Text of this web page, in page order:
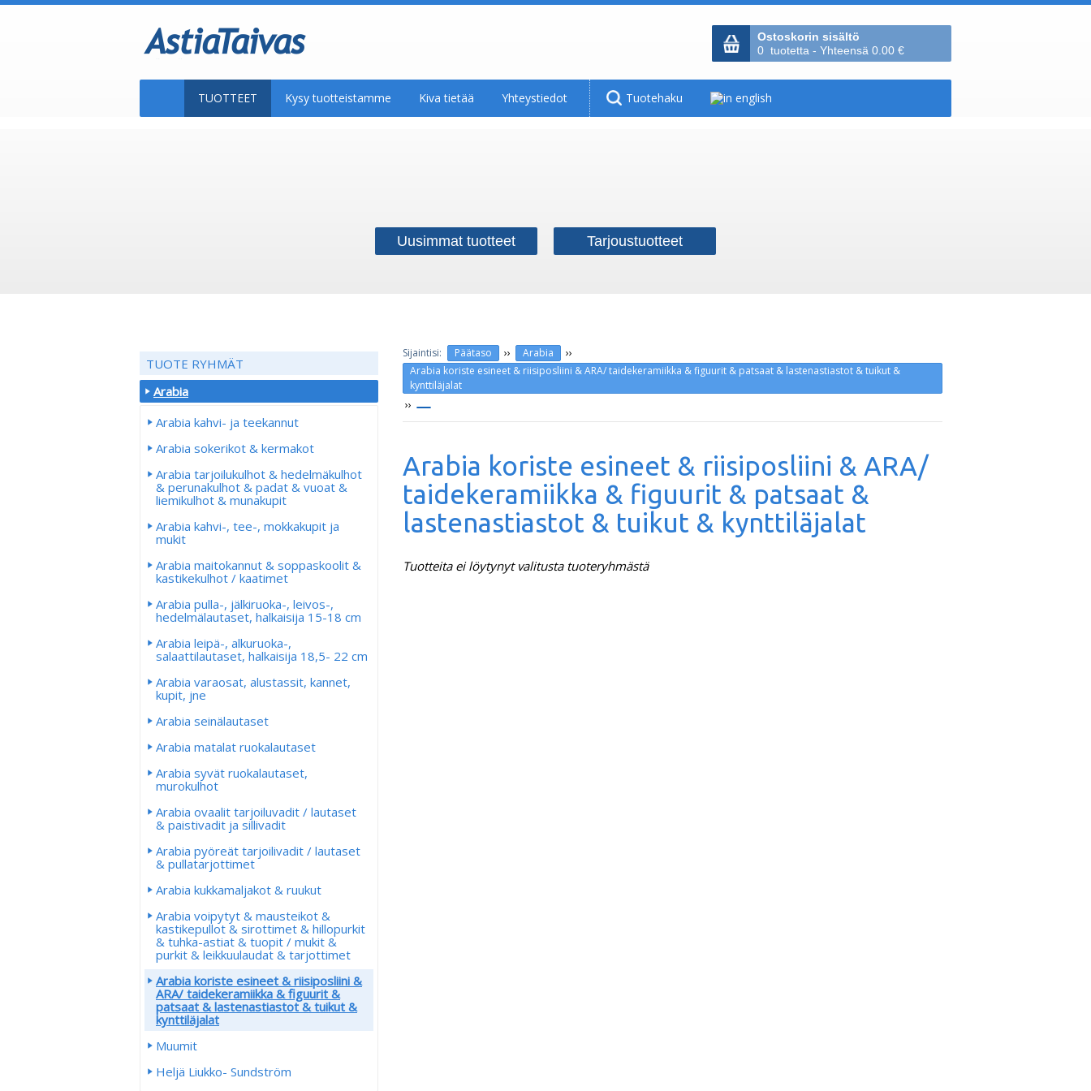
Ostoskorin sisältö
0 tuotetta - Yhteensä 0.00 €
TUOTTEET Kysy tuotteistamme Kiva tietää Yhteystiedot Tuotehaku
Uusimmat tuotteet Tarjoustuotteet
Päätaso ›› Arabia ››
Arabia koriste esineet & riisiposliini & ARA/ taidekeramiikka & figuurit & patsaat & lastenastiastot & tuikut &
kynttiläjalat
››
Arabia koriste esineet & riisiposliini & ARA/
taidekeramiikka & figuurit & patsaat &
lastenastiastot & tuikut & kynttiläjalat
Tuotteita ei löytynyt valitusta tuoteryhmästä
TUOTE RYHMÄT
Arabia
Arabia kahvi- ja teekannut
Arabia sokerikot & kermakot
Arabia tarjoilukulhot & hedelmäkulhot
& perunakulhot & padat & vuoat &
liemikulhot & munakupit
Arabia kahvi-, tee-, mokkakupit ja
mukit
Arabia maitokannut & soppaskoolit &
kastikekulhot / kaatimet
Arabia pulla-, jälkiruoka-, leivos-,
hedelmälautaset, halkaisija 15-18 cm
Arabia leipä-, alkuruoka-,
salaattilautaset, halkaisija 18,5- 22 cm
Arabia varaosat, alustassit, kannet,
kupit, jne
Arabia seinälautaset
Arabia matalat ruokalautaset
Arabia syvät ruokalautaset,
murokulhot
Arabia ovaalit tarjoiluvadit / lautaset
& paistivadit ja sillivadit
Arabia pyöreät tarjoilivadit / lautaset
& pullatarjottimet
Arabia kukkamaljakot & ruukut
Arabia voipytyt & mausteikot &
kastikepullot & sirottimet & hillopurkit
& tuhka-astiat & tuopit / mukit &
purkit & leikkuulaudat & tarjottimet
Arabia koriste esineet & riisiposliini &
ARA/ taidekeramiikka & figuurit &
patsaat & lastenastiastot & tuikut &
kynttiläjalat
Muumit
Heljä Liukko- Sundström